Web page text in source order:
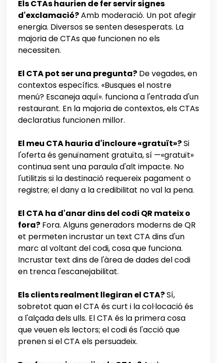
Els CTAs haurien de fer servir signes
d'exclamació?Amb moderació. Un pot afegir
energia. Diversos se senten desesperats. La
majoria de CTAs que funcionen no els
necessiten.
El CTA pot ser una pregunta? De vegades, en
contextos específics. «Busques el nostre
menú? Escaneja aquí». funciona a l'entrada d'un
restaurant. En la majoria de contextos, els CTAs
declaratius funcionen millor.
El meu CTA hauria d'incloure «gratuït»?Si
l'oferta és genuïnament gratuïta, sí —«gratuït»
continua sent una paraula d'alt impacte. No
l'utilitzis si la destinació requereix pagament o
registre; el dany a la credibilitat no val la pena.
El CTA ha d'anar dins del codi QR mateix o
fora? Fora. Alguns generadors moderns de QR
et permeten incrustar un text CTA dins d'un
marc al voltant del codi, cosa que funciona.
Incrustar text dins de l'àrea de dades del codi
en trenca l'escanejabilitat.
Els clients realment llegiran el CTA?Sí,
sobretot quan el CTA és curt i la col·locació és
a l'alçada dels ulls. El CTA és la primera cosa
que veuen els lectors; el codi és l'acció que
prenen si el CTA els persuadeix.